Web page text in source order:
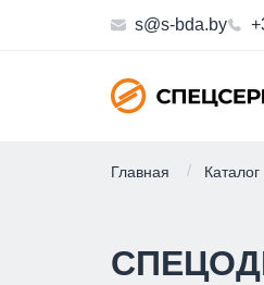
s@s-bda.by
Главная Каталог